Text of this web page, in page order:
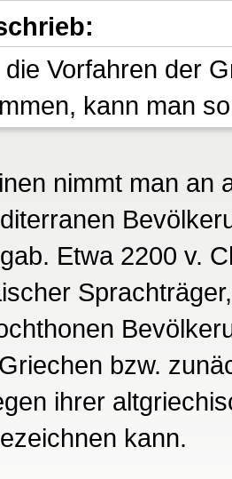
Vorfahren der
kann man
nimmt man an
Etwa 2200 v.
bzw.
ihrer
kann.